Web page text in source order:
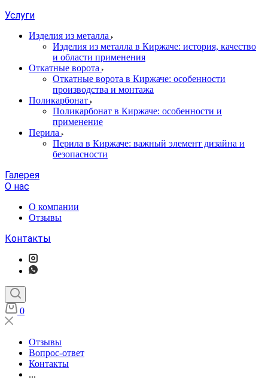
Услуги
Изделия из металла
Изделия из металла в Киржаче: история, качество
и области применения
Откатные ворота
Откатные ворота в Киржаче: особенности
производства и монтажа
Поликарбонат
Поликарбонат в Киржаче: особенности и
применение
Перила
Перила в Киржаче: важный элемент дизайна и
безопасности
Галерея
О нас
О компании
Отзывы
Контакты
0
Отзывы
Вопрос-ответ
Контакты
...